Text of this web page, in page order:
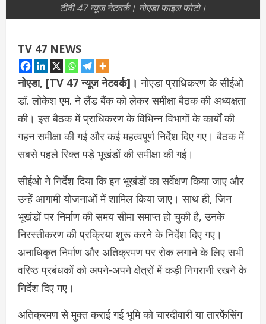
टीवी 47 न्यूज नेटवर्क। नोएडा फाइल फोटो।
TV 47 NEWS
नोएडा, [TV 47 न्यूज नेटवर्क]। नोएडा प्राधिकरण के सीईओ
डॉ. लोकेश एम. ने लैंड बैंक को लेकर समीक्षा बैठक की अध्यक्षता
की। इस बैठक में प्राधिकरण के विभिन्न विभागों के कार्यों की
गहन समीक्षा की गई और कई महत्वपूर्ण निर्देश दिए गए। बैठक में
सबसे पहले रिक्त पड़े भूखंडों की समीक्षा की गई।
सीईओ ने निर्देश दिया कि इन भूखंडों का सर्वेक्षण किया जाए और
उन्हें आगामी योजनाओं में शामिल किया जाए। साथ ही, जिन
भूखंडों पर निर्माण की समय सीमा समाप्त हो चुकी है, उनके
निरस्तीकरण की प्रक्रिया शुरू करने के निर्देश दिए गए।
अनाधिकृत निर्माण और अतिक्रमण पर रोक लगाने के लिए सभी
वरिष्ठ प्रबंधकों को अपने-अपने क्षेत्रों में कड़ी निगरानी रखने के
निर्देश दिए गए।
अतिक्रमण से मुक्त कराई गई भूमि को चारदीवारी या तारफेंसिंग